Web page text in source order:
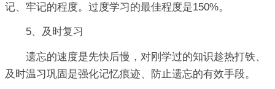
记、牢记的程度。过度学习的最佳程度是150%。
5、及时复习
遗忘的速度是先快后慢，对刚学过的知识趁热打铁、
及时温习巩固是强化记忆痕迹、防止遗忘的有效手段。